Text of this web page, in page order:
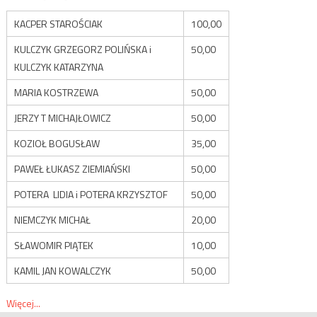
KACPER STAROŚCIAK
100,00
KULCZYK GRZEGORZ POLIŃSKA i
KULCZYK KATARZYNA
50,00
MARIA KOSTRZEWA
50,00
JERZY T MICHAJŁOWICZ
50,00
KOZIOŁ BOGUSŁAW
35,00
PAWEŁ ŁUKASZ ZIEMIAŃSKI
50,00
POTERA LIDIA i POTERA KRZYSZTOF
50,00
NIEMCZYK MICHAŁ
20,00
SŁAWOMIR PIĄTEK
10,00
KAMIL JAN KOWALCZYK
50,00
Więcej...